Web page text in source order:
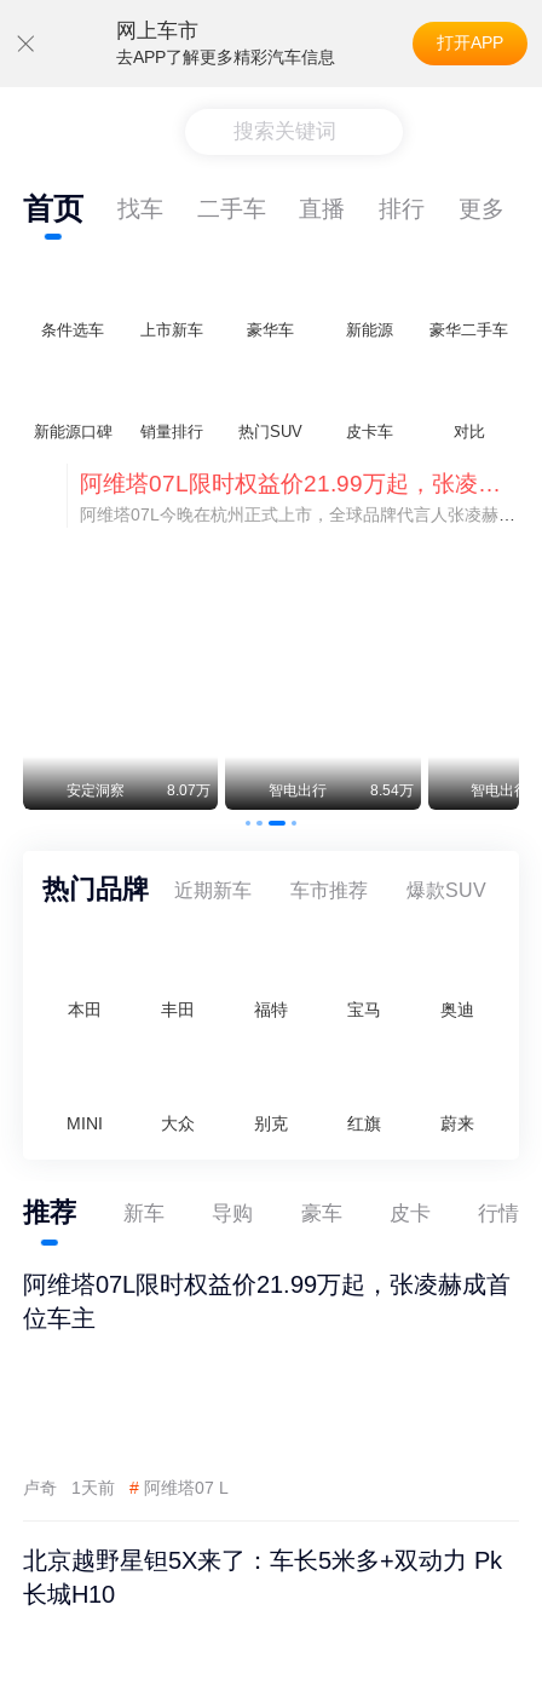
网上车市
去APP了解更多精彩汽车信息
打开APP
搜索关键词
首页 找车 二手车 直播 排行 更多
条件选车 上市新车 豪华车 新能源 豪华二手车
新能源口碑 销量排行 热门SUV 皮卡车 对比
阿维塔07L限时权益价21.99万起，张凌赫成首位车主
阿维塔07L今晚在杭州正式上市，全球品牌代言人张凌赫现场提车，成为这台车的第一位主人。三个版本：Elite纯电版22.99万，Max+后驱纯电版24.99万，Ultra三电机四驱版27.99万。
安定洞察 8.07万 智电出行 8.54万 智电出行
热门品牌 近期新车 车市推荐 爆款SUV
本田 丰田 福特 宝马 奥迪
MINI 大众 别克 红旗 蔚来
推荐 新车 导购 豪车 皮卡 行情
阿维塔07L限时权益价21.99万起，张凌赫成首
位车主
卢奇 1天前 # 阿维塔07 L
北京越野星钽5X来了：车长5米多+双动力 Pk
长城H10